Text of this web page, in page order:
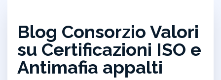
Blog Consorzio Valori
su Certificazioni ISO e
Antimafia appalti